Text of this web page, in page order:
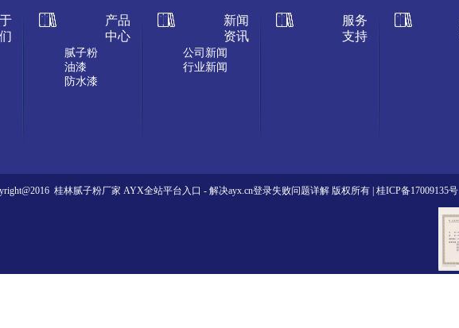
产品
中心
腻子粉
油漆
防水漆
新闻
资讯
公司新闻
行业新闻
服务
支持
桂林腻子粉厂家 AYX全站平台入口 - 解决ayx.cn登录失败问题详解 版权所有 | 桂ICP备17009135号